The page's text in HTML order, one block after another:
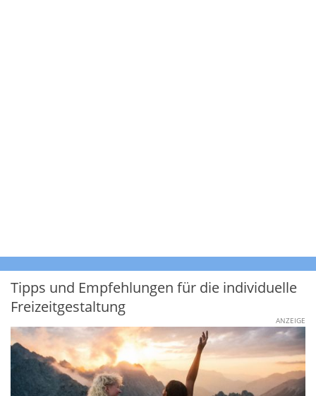
Tipps und Empfehlungen für die individuelle
Freizeitgestaltung
ANZEIGE